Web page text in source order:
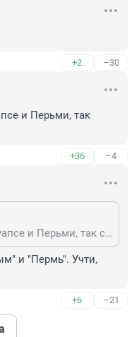
+2 –30
и Перьми, так
+36 –4
Как запахло жаренным в Туапсе и Перьми, так сразу все зашевелились.
и "Пермь". Учти,
+6 –21